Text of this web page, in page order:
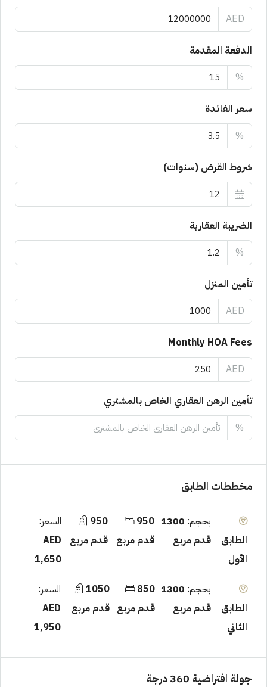
AED
الدفعة المقدمة
%
سعر الفائدة
%
شروط القرض (سنوات)
الضريبة العقارية
%
تأمين المنزل
AED
Monthly HOA Fees
AED
تأمين الرهن العقاري الخاص بالمشتري
%
مخططات الطابق
الطابق
الأول
بحجم: 1300
قدم مربع
950
قدم مربع
950
قدم مربع
السعر:
AED
1,650
الطابق
الثاني
بحجم: 1300
قدم مربع
850
قدم مربع
1050
قدم مربع
السعر:
AED
1,950
جولة افتراضية 360 درجة